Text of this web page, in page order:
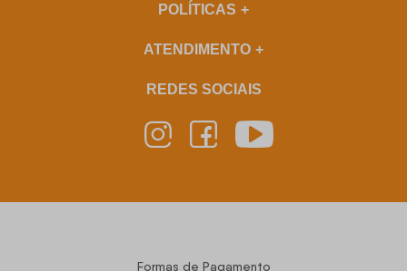
POLÍTICAS
ATENDIMENTO
REDES SOCIAIS
Formas de Pagamento